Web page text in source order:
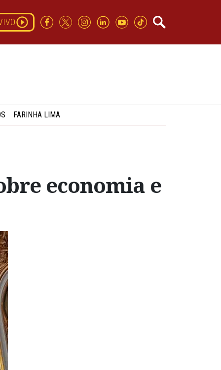
FARINHA LIMA
economia e